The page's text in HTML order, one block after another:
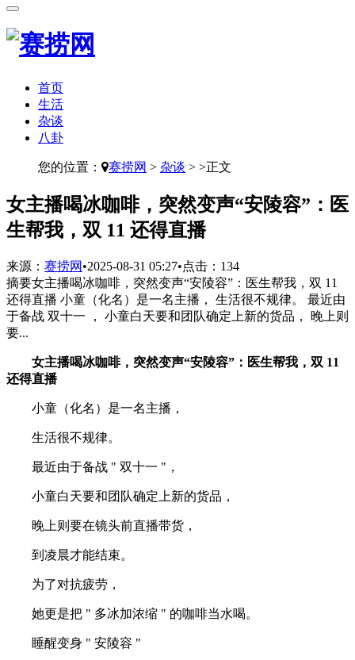
首页
生活
杂谈
八卦
您的位置： 赛捞网 > 杂谈 > >正文
​女主播喝冰咖啡，突然变声“安陵容”：医
生帮我，双 11 还得直播
来源： 赛捞网 •2025-08-31 05:27•点击： 134
摘要女主播喝冰咖啡，突然变声“安陵容”：医生帮我，双 11
还得直播 小童（化名）是一名主播， 生活很不规律。 最近由
于备战 双十一 ， 小童白天要和团队确定上新的货品， 晚上则
要...
女主播喝冰咖啡，突然变声“安陵容”：医生帮我，双 11
还得直播
小童（化名）是一名主播，
生活很不规律。
最近由于备战 " 双十一 "，
小童白天要和团队确定上新的货品，
晚上则要在镜头前直播带货，
到凌晨才能结束。
为了对抗疲劳，
她更是把 " 多冰加浓缩 " 的咖啡当水喝。
睡醒变身 " 安陵容 "